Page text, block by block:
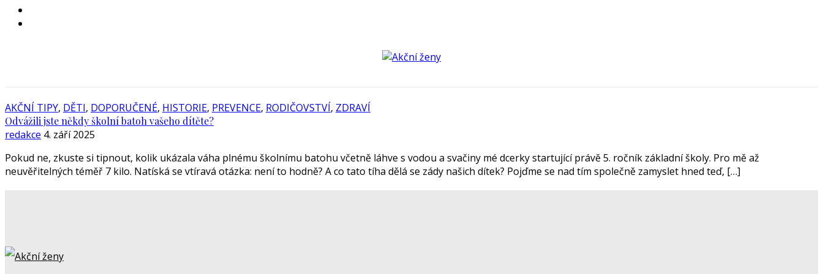
AKČNÍ TIPY, DĚTI, DOPORUČENÉ, HISTORIE, PREVENCE, RODIČOVSTVÍ, ZDRAVÍ
Odvážili jste někdy školní batoh vašeho dítěte?
redakce 4. září 2025
Pokud ne, zkuste si tipnout, kolik ukázala váha plnému školnímu batohu včetně láhve s vodou a svačiny mé dcerky startující právě 5. ročník základní školy. Pro mě až
neuvěřitelných téměř 7 kilo. Natíská se vtíravá otázka: není to hodně? A co tato tíha dělá se zády našich dítek? Pojďme se nad tím společně zamyslet hned teď, […]